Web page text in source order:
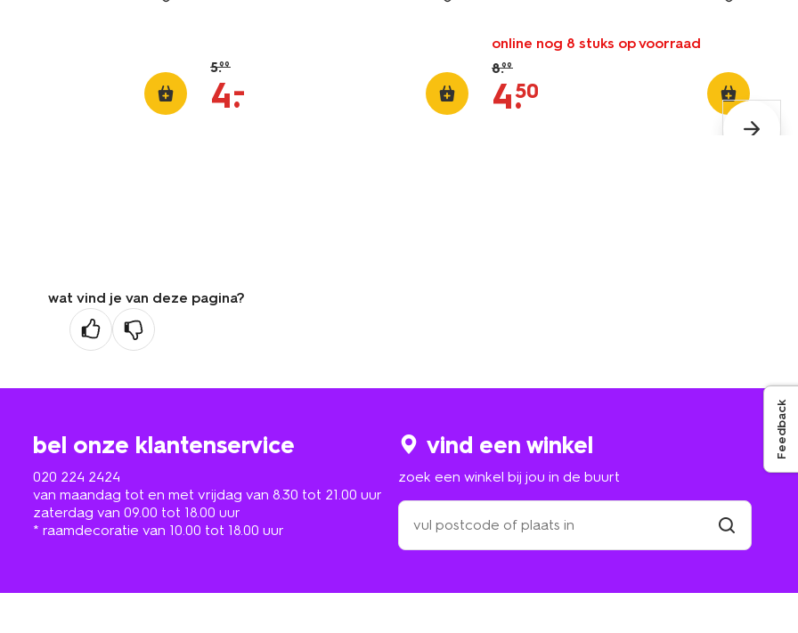
5.99
4.
–
online nog 8 stuks op voorraad
8.99
4.
50
wat vind je van deze pagina?
bel onze klantenservice
020 224 2424
van maandag tot en met vrijdag van 8.30 tot 21.00 uur
zaterdag van 09.00 tot 18.00 uur
* raamdecoratie van 10.00 tot 18.00 uur
vind een winkel
zoek een winkel bij jou in de buurt
zoek
een
winkel
in
Feedback